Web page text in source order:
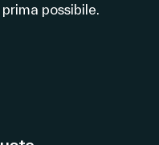
possibile.